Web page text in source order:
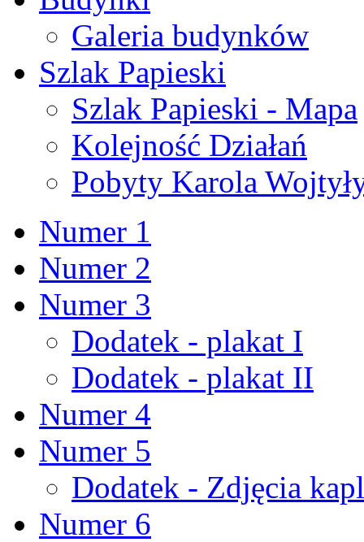
Galeria budynków
Szlak Papieski
Szlak Papieski - Mapa
Kolejność Działań
Pobyty Karola
Numer 1
Numer 2
Numer 3
Dodatek - plakat I
Dodatek - plakat II
Numer 4
Numer 5
Dodatek - Zdjęcia
Numer 6